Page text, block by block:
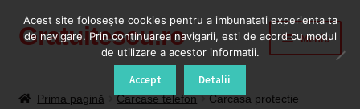
Sari
Sari
Gratuitescu.ro Meniu
Prima pagină Carcase telefon
Carcasa protectie
Acest site foloseşte cookies pentru a imbunatati experienta ta
de navigare. Prin continuarea navigarii, esti de acord cu modul
de utilizare a acestor informatii.
Accept Detalii